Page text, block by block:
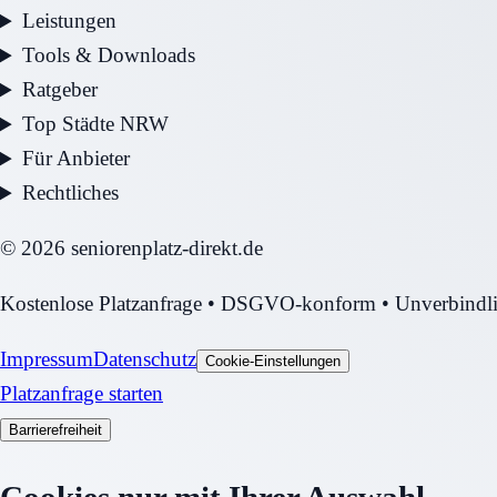
Leistungen
Tools & Downloads
Ratgeber
Top Städte NRW
Für Anbieter
Rechtliches
© 2026 seniorenplatz-direkt.de
Kostenlose Platzanfrage • DSGVO-konform •
ImpressumDatenschutz Cookie-Einstellungen
Platzanfrage starten
Barrierefreiheit